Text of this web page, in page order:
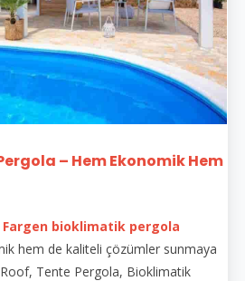
– Hem Ekonomik Hem
Fargen bioklimatik pergola
hem de kaliteli çözümler sunmaya
Tente Pergola, Bioklimatik